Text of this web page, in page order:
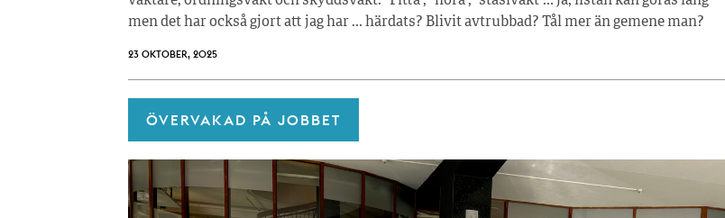
men det har också gjort att jag har … härdats? Blivit avtrubbad? Tål mer än gemene man?
23 OKTOBER, 2025
ÖVERVAKAD PÅ JOBBET